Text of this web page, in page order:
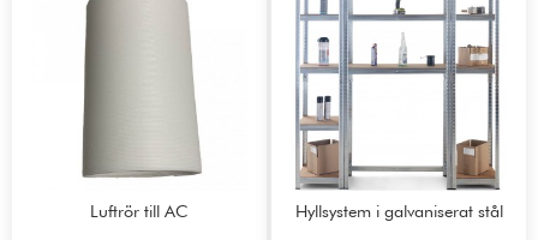
Luftrör till AC Hyllsystem i galvaniserat stål